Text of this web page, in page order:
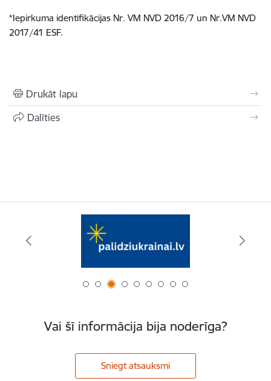
*Iepirkuma identifikācijas Nr. VM NVD 2016/7 un Nr.VM NVD
2017/41 ESF.
Drukāt lapu
Dalīties
Vai šī informācija bija noderīga?
Sniegt atsauksmi